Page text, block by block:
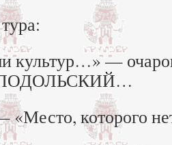
культур…» —
которого